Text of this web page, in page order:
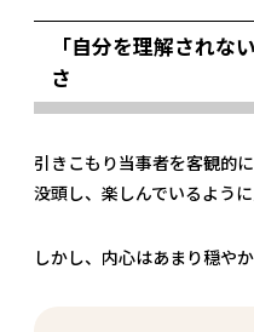
「自分を理解されな
さ
引きこもり当事者を客観的
没頭し、楽しんでいるよう
しかし、内心はあまり穏やか